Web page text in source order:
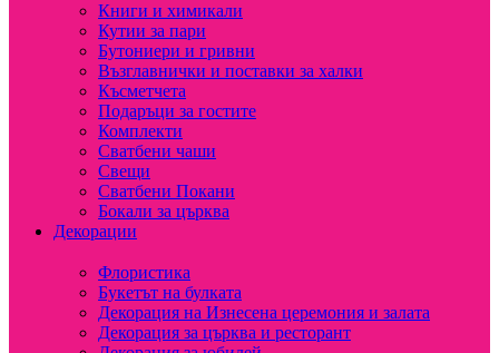
Книги и химикали
Кутии за пари
Бутониери и гривни
Възглавнички и поставки за халки
Късметчета
Подаръци за гостите
Комплекти
Сватбени чаши
Свещи
Сватбени Покани
Бокали за църква
Декорации
Флористика
Букетът на булката
Декорация на Изнесена церемония и залата
Декорация за църква и ресторант